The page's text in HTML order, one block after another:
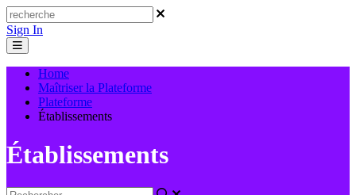
Sign In
Home
Maîtriser la Plateforme
Plateforme
Établissements
Établissements